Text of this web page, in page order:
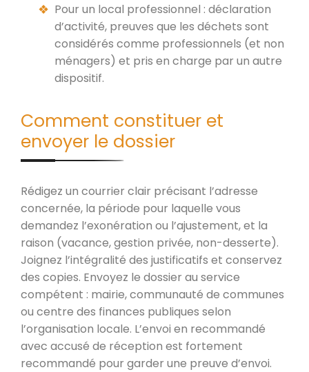
Pour un local professionnel : déclaration
d’activité, preuves que les déchets sont
considérés comme professionnels (et non
ménagers) et pris en charge par un autre
dispositif.
Comment constituer et
envoyer le dossier
Rédigez un courrier clair précisant l’adresse
concernée, la période pour laquelle vous
demandez l’exonération ou l’ajustement, et la
raison (vacance, gestion privée, non-desserte).
Joignez l’intégralité des justificatifs et conservez
des copies. Envoyez le dossier au service
compétent : mairie, communauté de communes
ou centre des finances publiques selon
l’organisation locale. L’envoi en recommandé
avec accusé de réception est fortement
recommandé pour garder une preuve d’envoi.